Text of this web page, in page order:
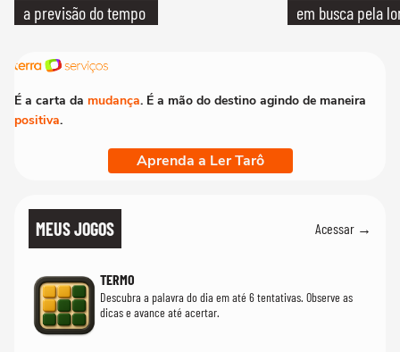
a previsão do tempo
em busca pela
É a carta da mudança. É a mão do destino agindo de maneira
positiva.
Aprenda a Ler Tarô
MEUS JOGOS Acessar →
TERMO
Descubra a palavra do dia em até 6 tentativas. Observe as
dicas e avance até acertar.